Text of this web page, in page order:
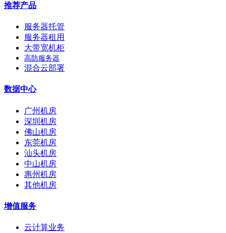
推荐产品
服务器托管
服务器租用
大带宽机柜
高防服务器
混合云部署
数据中心
广州机房
深圳机房
佛山机房
东莞机房
汕头机房
中山机房
惠州机房
其他机房
增值服务
云计算业务